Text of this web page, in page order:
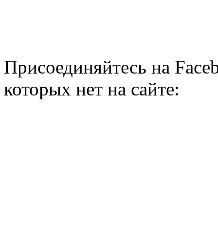
Присоединяйтесь на
которых нет на сайте: